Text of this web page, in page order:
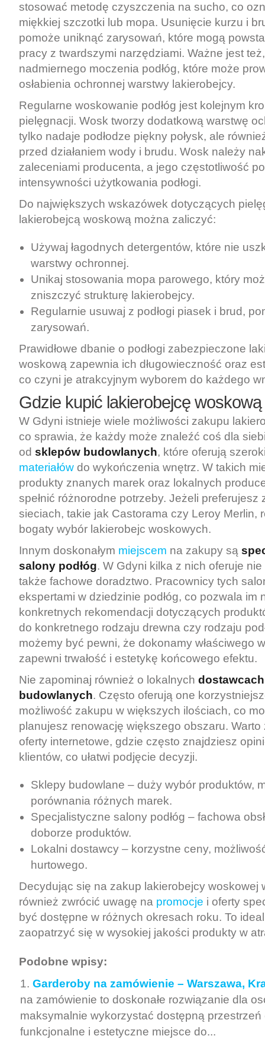
stosować metodę czyszczenia na sucho, co
miękkiej szczotki lub mopa. Usunięcie kurzu i
pomoże uniknąć zarysowań, które mogą
pracy z twardszymi narzędziami. Ważne jest
nadmiernego moczenia podłóg, które może
osłabienia ochronnej warstwy lakierobejcy.
Regularne woskowanie podłóg jest kolejnym
pielęgnacji. Wosk tworzy dodatkową warstwę
tylko nadaje podłodze piękny połysk, ale
przed działaniem wody i brudu. Wosk należy
zaleceniami producenta, a jego częstotliwość
intensywności użytkowania podłogi.
Do największych wskazówek dotyczących
lakierobejcą woskową można zaliczyć:
Używaj łagodnych detergentów, które nie
warstwy ochronnej.
Unikaj stosowania mopa parowego, który
zniszczyć strukturę lakierobejcy.
Regularnie usuwaj z podłogi piasek i brud,
zarysowań.
Prawidłowe dbanie o podłogi zabezpieczone
woskową zapewnia ich długowieczność oraz
co czyni je atrakcyjnym wyborem do każdego
Gdzie kupić lakierobejcę
W Gdyni istnieje wiele możliwości zakupu
co sprawia, że każdy może znaleźć coś dla
od sklepów budowlanych, które oferują
materiałów do wykończenia wnętrz. W takich
produkty znanych marek oraz lokalnych
spełnić różnorodne potrzeby. Jeżeli preferujesz
sieciach, takie jak Castorama czy Leroy Merlin,
bogaty wybór lakierobejc woskowych.
Innym doskonałym miejscem na zakupy są
salony podłóg. W Gdyni kilka z nich oferuje
także fachowe doradztwo. Pracownicy tych
ekspertami w dziedzinie podłóg, co pozwala im
konkretnych rekomendacji dotyczących
do konkretnego rodzaju drewna czy rodzaju
możemy być pewni, że dokonamy właściwego
zapewni trwałość i estetykę końcowego efektu.
Nie zapominaj również o lokalnych
budowlanych. Często oferują one
możliwość zakupu w większych ilościach, co
planujesz renowację większego obszaru.
oferty internetowe, gdzie często znajdziesz
klientów, co ułatwi podjęcie decyzji.
Sklepy budowlane – duży wybór produktów,
porównania różnych marek.
Specjalistyczne salony podłóg – fachowa
doborze produktów.
Lokalni dostawcy – korzystne ceny,
hurtowego.
Decydując się na zakup lakierobejcy woskowej
również zwrócić uwagę na promocje i oferty
być dostępne w różnych okresach roku. To
zaopatrzyć się w wysokiej jakości produkty w
Podobne wpisy:
Garderoby na zamówienie – Warszawa,
na zamówienie to doskonałe rozwiązanie dla
maksymalnie wykorzystać dostępną przestrzeń
funkcjonalne i estetyczne miejsce do...